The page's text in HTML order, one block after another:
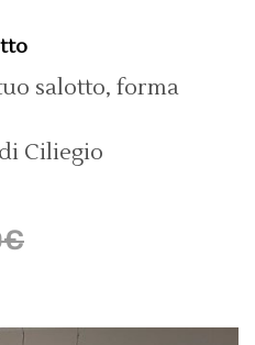
salotto, forma
Ciliegio
€